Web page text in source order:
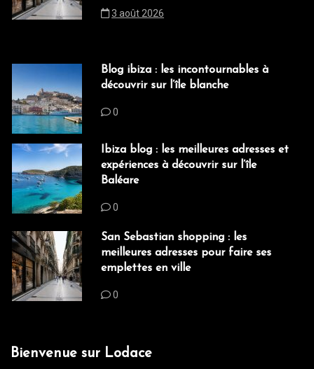
3 août 2026
Blog ibiza : les incontournables à
découvrir sur l’île blanche
0
Ibiza blog : les meilleures adresses et
expériences à découvrir sur l’île
Baléare
0
San Sebastian shopping : les
meilleures adresses pour faire ses
emplettes en ville
0
Bienvenue sur Lodace